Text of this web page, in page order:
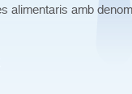
alimentaris amb